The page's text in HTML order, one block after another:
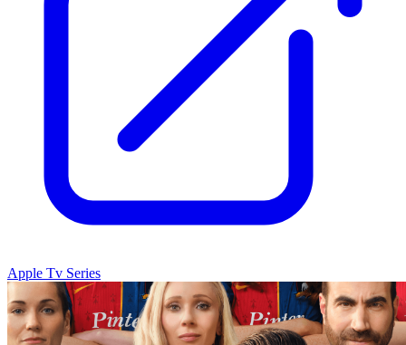
Apple Tv Series